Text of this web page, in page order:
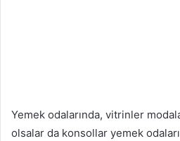
Yemek odalarında, vitrinler
olsalar da konsollar yemek